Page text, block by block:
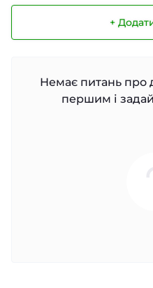
+
Немає питань про
першим і